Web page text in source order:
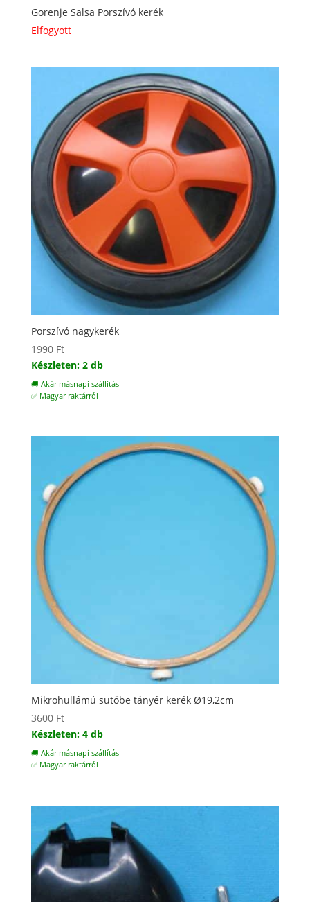
Gorenje Salsa Porszívó kerék
Elfogyott
Porszívó nagykerék
1990 Ft
Készleten: 2 db
🚚 Akár másnapi szállítás
✅ Magyar raktárról
Mikrohullámú sütőbe tányér kerék Ø19,2cm
3600 Ft
Készleten: 4 db
🚚 Akár másnapi szállítás
✅ Magyar raktárról